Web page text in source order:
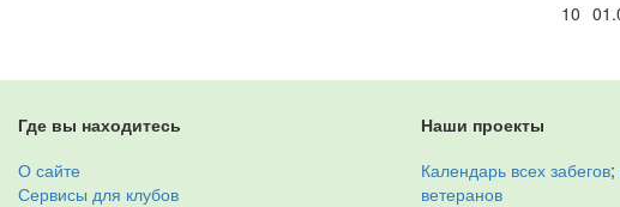
10
Где вы находитесь
О сайте
Сервисы для клубов
Наши проекты
Календарь всех забегов;
ветеранов